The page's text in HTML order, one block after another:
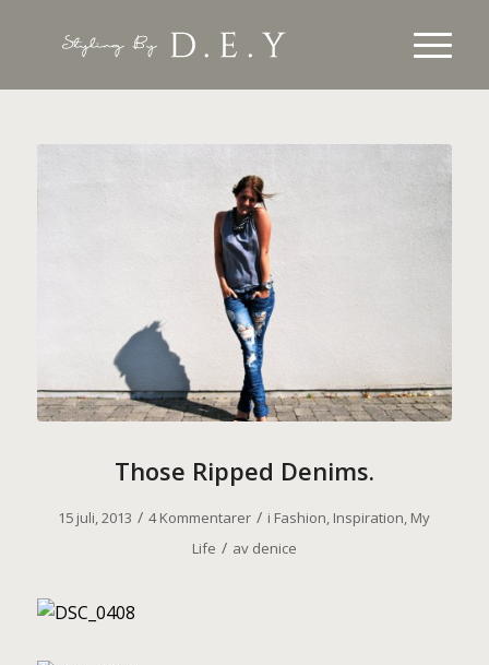
Those Ripped Denims.
15 juli, 2013 / 4 Kommentarer / i Fashion, Inspiration, My
Life / av denice